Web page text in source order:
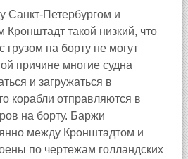
Санкт-Петербургом и
такой низкий, что
грузом па борту не могут
причине многие судна
и загружаться в
корабли отправляются в
на борту. Баржи
между Кронштадтом и
по чертежам голландских